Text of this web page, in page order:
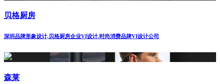
贝格厨房
深圳品牌形象设计,贝格厨房企业VI设计.时尚消费品牌VI设计公司
森莱